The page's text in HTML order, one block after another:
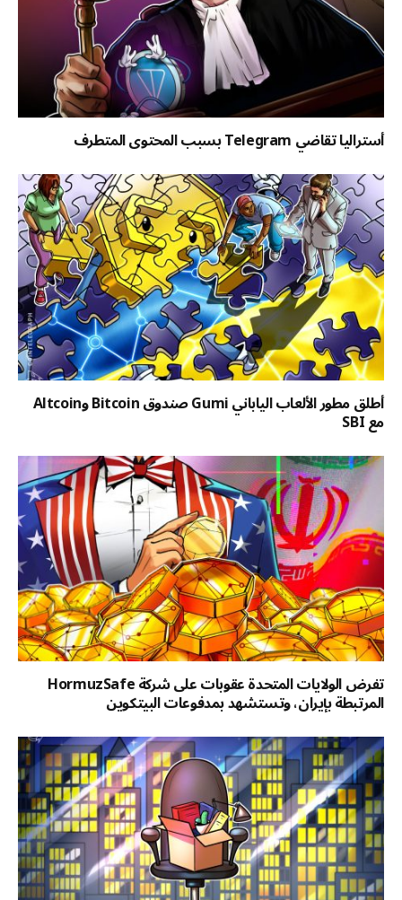
أستراليا تقاضي Telegram بسبب المحتوى المتطرف
أطلق مطور الألعاب الياباني Gumi صندوق Bitcoin وAltcoin
مع SBI
تفرض الولايات المتحدة عقوبات على شركة HormuzSafe
المرتبطة بإيران، وتستشهد بمدفوعات البيتكوين